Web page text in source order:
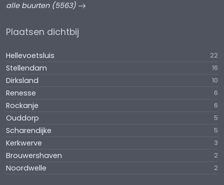
alle buurten (5563)
Plaatsen dichtbij
Hellevoetsluis 22
Stellendam 16
Dirksland 10
Renesse 6
Rockanje 6
Ouddorp 5
Scharendijke 5
Kerkwerve 3
Brouwershaven 2
Noordwelle 2